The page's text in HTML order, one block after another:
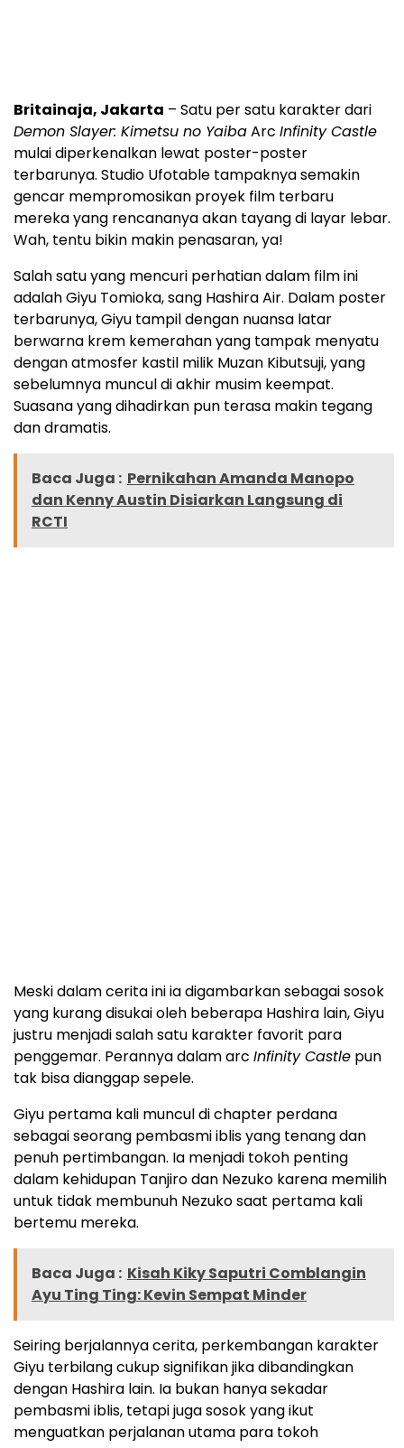
Britainaja, Jakarta – Satu per satu karakter dari
Demon Slayer: Kimetsu no YaibaArc Infinity Castle
mulai diperkenalkan lewat poster-poster
terbarunya. Studio Ufotable tampaknya semakin
gencar mempromosikan proyek film terbaru
mereka yang rencananya akan tayang di layar lebar.
Wah, tentu bikin makin penasaran, ya!
Salah satu yang mencuri perhatian dalam film ini
adalah Giyu Tomioka, sang Hashira Air. Dalam poster
terbarunya, Giyu tampil dengan nuansa latar
berwarna krem kemerahan yang tampak menyatu
dengan atmosfer kastil milik Muzan Kibutsuji, yang
sebelumnya muncul di akhir musim keempat.
Suasana yang dihadirkan pun terasa makin tegang
dan dramatis.
Baca Juga : Pernikahan Amanda Manopo
dan Kenny Austin Disiarkan Langsung di
RCTI
Meski dalam cerita ini ia digambarkan sebagai sosok
yang kurang disukai oleh beberapa Hashira lain, Giyu
justru menjadi salah satu karakter favorit para
penggemar. Perannya dalam arc Infinity Castle pun
tak bisa dianggap sepele.
Giyu pertama kali muncul di chapter perdana
sebagai seorang pembasmi iblis yang tenang dan
penuh pertimbangan. Ia menjadi tokoh penting
dalam kehidupan Tanjiro dan Nezuko karena memilih
untuk tidak membunuh Nezuko saat pertama kali
bertemu mereka.
Baca Juga : Kisah Kiky Saputri Comblangin
Ayu Ting Ting: Kevin Sempat Minder
Seiring berjalannya cerita, perkembangan karakter
Giyu terbilang cukup signifikan jika dibandingkan
dengan Hashira lain. Ia bukan hanya sekadar
pembasmi iblis, tetapi juga sosok yang ikut
menguatkan perjalanan utama para tokoh